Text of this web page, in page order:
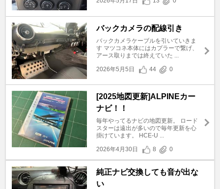
バックカメラの配線引き
バックカメラケーブルを引いていきま
す マツコネ本体にはカプラーで繋げ、
アース取りまでは終えていた ...
2026年5月5日
44 0
[2025地図更新]ALPINEカー
ナビ！！
毎年やってるナビの地図更新。 ロード
スターは遠出が多いので毎年更新を心
掛けています。 HCE-U ...
2026年4月30日
8 0
純正ナビ交換しても音が出な
い